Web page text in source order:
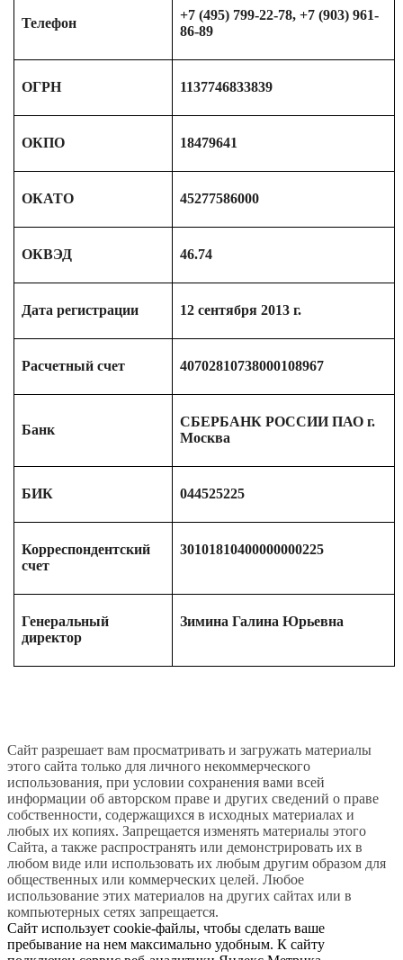
Телефон
+7 (495) 799-22-78, +7 (903) 961-
86-89
ОГРН 1137746833839
ОКПО 18479641
ОКАТО 45277586000
ОКВЭД 46.74
Дата регистрации 12 сентября 2013 г.
Расчетный счет 40702810738000108967
Банк
СБЕРБАНК РОССИИ ПАО г.
Москва
БИК 044525225
Корреспондентский
счет
30101810400000000225
Генеральный
директор
Зимина Галина Юрьевна
Сайт разрешает вам просматривать и загружать материалы
этого сайта только для личного некоммерческого
использования, при условии сохранения вами всей
информации об авторском праве и других сведений о праве
собственности, содержащихся в исходных материалах и
любых их копиях. Запрещается изменять материалы этого
Сайта, а также распространять или демонстрировать их в
любом виде или использовать их любым другим образом для
общественных или коммерческих целей. Любое
использование этих материалов на других сайтах или в
компьютерных сетях запрещается.
Сайт использует cookie-файлы, чтобы сделать ваше
пребывание на нем максимально удобным. К сайту